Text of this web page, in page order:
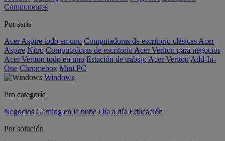
Componentes
Por serie
Acer Aspire todo en uno Computadoras de escritorio clásicas Acer
Aspire Nitro Computadoras de escritorio Acer Veriton para negocios
Acer Veriton todo en uno Estación de trabajo Acer Veriton Add-In-
One Chromebox Mini PC
Windows
Pro categoría
Negocios Gaming en la nube Día a día Educación
Por solución